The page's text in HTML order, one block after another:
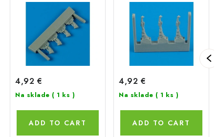
4,92 €
Na sklade ( 1 ks )
ADD TO CART
4,92 €
Na sklade ( 1 ks )
ADD TO CART